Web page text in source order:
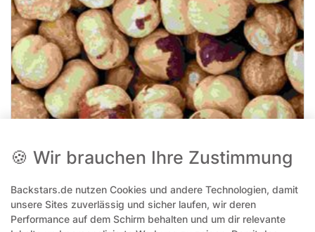
🍪 Wir brauchen Ihre Zustimmung
Backstars.de nutzen Cookies und andere Technologien, damit
unsere Sites zuverlässig und sicher laufen, wir deren
Performance auf dem Schirm behalten und um dir relevante